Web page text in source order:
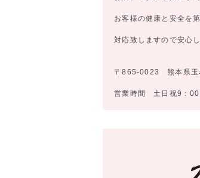
お客様の健康と安全を
対応致しますので安心
〒865-0023 熊本県玉
営業時間 土日祝9：00